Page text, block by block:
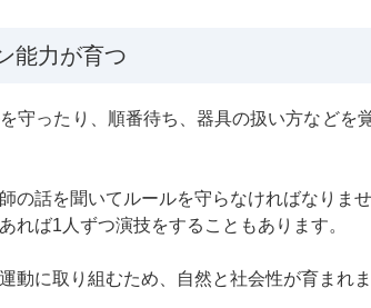
能力が育つ
守ったり、順番待ち、器具の扱い方などを
の話を聞いてルールを守らなければなりませ
れば1人ずつ演技をすることもあります。
動に取り組むため、自然と社会性が育まれま